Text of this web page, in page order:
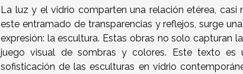
La luz y el vidrio comparten una relación etérea,
este entramado de transparencias y reflejos, surge
expresión: la escultura. Estas obras no solo capturan
juego visual de sombras y colores. Este texto
sofisticación de las esculturas en vidrio